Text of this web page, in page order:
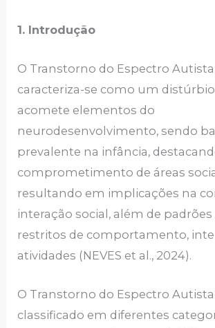
1. Introdução
O Transtorno do Espectro Autista
caracteriza-se como um
acomete elementos do
neurodesenvolvimento, sendo
prevalente na infância,
comprometimento de áreas
resultando em implicações na
interação social, além de
restritos de comportamento,
atividades (NEVES et al., 2024).
O Transtorno do Espectro Autista
classificado em diferentes